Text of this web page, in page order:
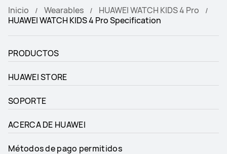
Inicio Wearables
HUAWEI WATCH KIDS 4 Pro
HUAWEI WATCH KIDS 4 Pro Specification
PRODUCTOS
HUAWEI STORE
SOPORTE
ACERCA DE HUAWEI
Métodos de pago permitidos